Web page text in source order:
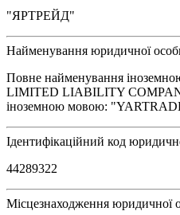
"ЯРТРЕЙД"
Найменування юридичної
Повне найменування
LIMITED LIABILITY
іноземною мовою:
Ідентифікаційний код
44289322
Місцезнаходження юридичної